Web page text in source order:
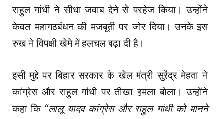
राहुल गांधी ने सीधा जवाब देने से परहेज किया। उन्होंने
केवल महागठबंधन की मजबूती पर जोर दिया। उनके इस
रुख ने विपक्षी खेमे में हलचल बढ़ा दी है।
इसी मुद्दे पर बिहार सरकार के खेल मंत्री सुरेंद्र मेहता ने
कांग्रेस और राहुल गांधी पर तीखा हमला बोला। उन्होंने
कहा कि “लालू यादव कांग्रेस और राहुल गांधी को मानने